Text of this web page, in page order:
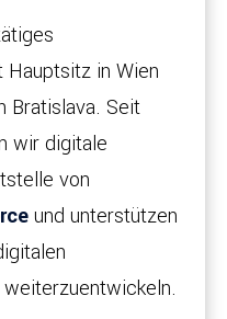
in Wien
Bratislava. Seit
wir digitale
von
und unterstützen